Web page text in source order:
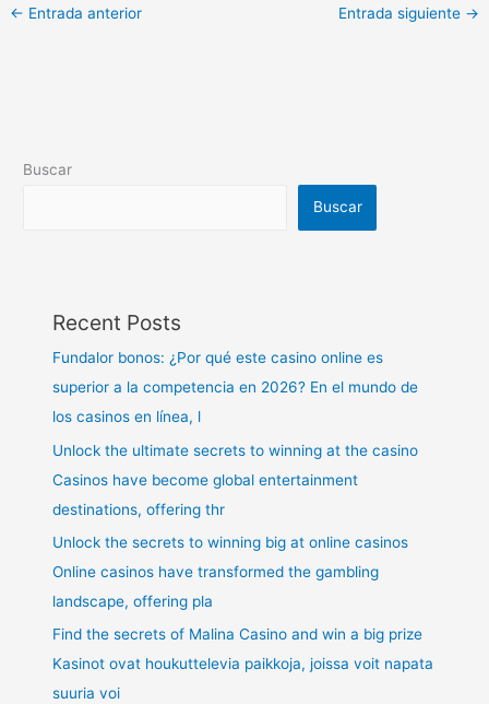
← Entrada anterior Entrada siguiente →
Buscar
Buscar
Recent Posts
Fundalor bonos: ¿Por qué este casino online es
superior a la competencia en 2026? En el mundo de
los casinos en línea, l
Unlock the ultimate secrets to winning at the casino
Casinos have become global entertainment
destinations, offering thr
Unlock the secrets to winning big at online casinos
Online casinos have transformed the gambling
landscape, offering pla
Find the secrets of Malina Casino and win a big prize
Kasinot ovat houkuttelevia paikkoja, joissa voit napata
suuria voi